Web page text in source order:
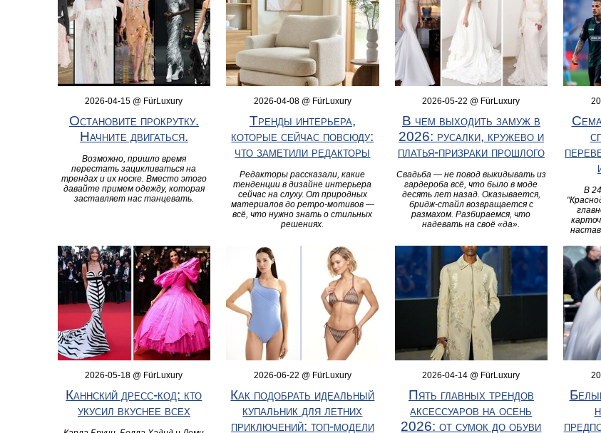
2026-04-15 @ FürLuxury
Остановите прокрутку.
Начните двигаться.
Возможно, пришло время
перестать зацикливаться на
трендах и их носке. Вместо этого
давайте примем одежду, которая
заставляет нас танцевать.
2026-04-08 @ FürLuxury
Тренды интерьера,
которые сейчас повсюду:
что заметили редакторы
Редакторы рассказали, какие
тенденции в дизайне интерьера
сейчас на слуху. От природных
материалов до ретро-мотивов —
всё, что нужно знать о стильных
решениях.
2026-05-22 @ FürLuxury
В чем выходить замуж в
2026: русалки, кружево и
платья-призраки прошлого
Свадьба — не повод выкидывать из
гардероба всё, что было в моде
десять лет назад. Оказывается,
бридж-стайл возвращается с
размахом. Разбираемся, что
надевать на своё «да».
В
2026-05-18 @ FürLuxury
Каннский дресс-код: кто
укусил вкуснее всех
2026-06-22 @ FürLuxury
Как подобрать идеальный
купальник для летних
приключений: топ‑модели
2026-04-14 @ FürLuxury
Пять главных трендов
аксессуаров на осень
2026: от сумок до обуви